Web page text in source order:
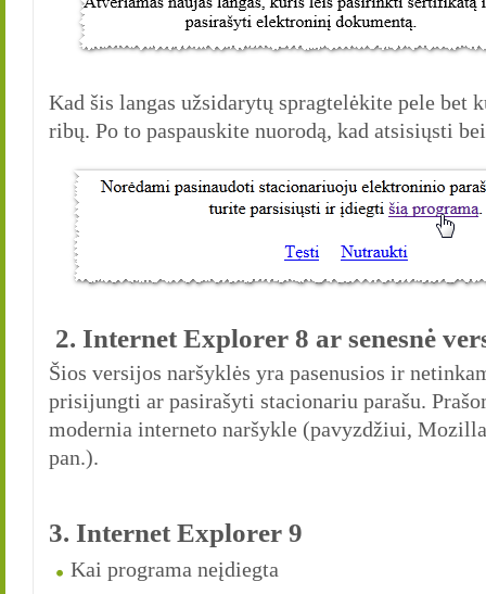
Kad šis langas užsidarytų spragtelėkite pele bet
ribų. Po to paspauskite nuorodą, kad atsisiųsti
2. Internet Explorer 8 ar senesnė
Šios versijos naršyklės yra pasenusios ir
prisijungti ar pasirašyti stacionariu parašu.
modernia interneto naršykle (pavyzdžiui,
pan.).
3. Internet Explorer 9
Kai programa neįdiegta